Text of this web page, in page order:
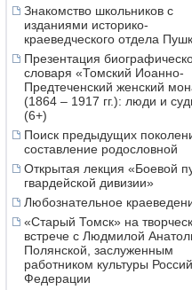
Знакомство школьников с
изданиями историко-
краеведческого отдела
Презентация
словаря «Томский Иоанно-
Предтеченский женский
(1864 – 1917 гг.): люди и
(6+)
Поиск предыдущих
составление родословной
Открытая лекция «Боевой
гвардейской дивизии»
Любознательное
«Старый Томск» на
встрече с Людмилой
Полянской, заслуженным
работником культуры
Федерации